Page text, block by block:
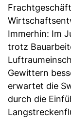
Immerhin: Im
trotz
Gewittern
erwartet die
durch die